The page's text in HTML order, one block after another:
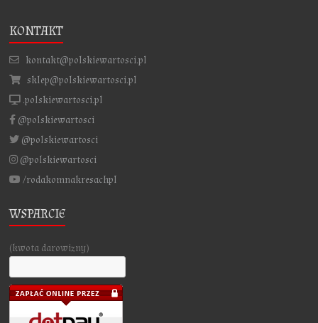
KONTAKT
kontakt@polskiewartosci.pl
sklep@polskiewartosci.pl
.polskiewartosci.pl
@polskiewartosci
@polskiewartosci
@polskiewartosci
/rodakomnakresachpl
WSPARCIE
(kwota darowizny)